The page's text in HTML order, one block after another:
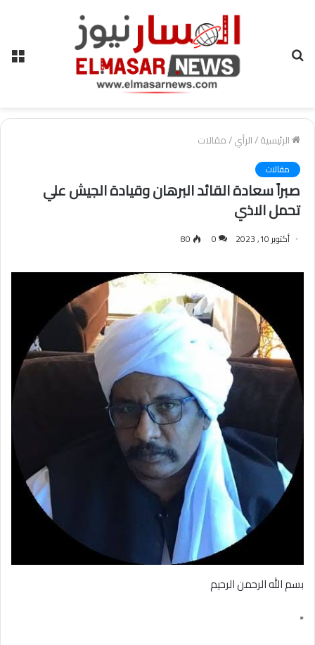
الرئيسية/الرأي/مقالات
مقالات
صبراً سعادة القائد البرهان وقيادة الجيش علي
تحمل الاذي
أكتوبر 10, 2023 0
80
بسم الله الرحمن الرحيم
*